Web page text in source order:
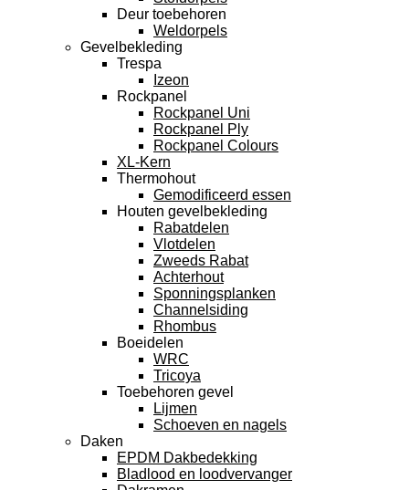
Deur toebehoren
Weldorpels
Gevelbekleding
Trespa
Izeon
Rockpanel
Rockpanel Uni
Rockpanel Ply
Rockpanel Colours
XL-Kern
Thermohout
Gemodificeerd essen
Houten gevelbekleding
Rabatdelen
Vlotdelen
Zweeds Rabat
Achterhout
Sponningsplanken
Channelsiding
Rhombus
Boeidelen
WRC
Tricoya
Toebehoren gevel
Lijmen
Schoeven en nagels
Daken
EPDM Dakbedekking
Bladlood en loodvervanger